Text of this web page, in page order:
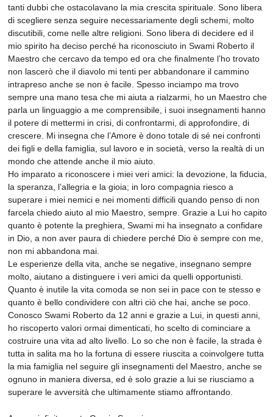
tanti dubbi che ostacolavano la mia crescita spirituale. Sono libera
di scegliere senza seguire necessariamente degli schemi, molto
discutibili, come nelle altre religioni. Sono libera di decidere ed il
mio spirito ha deciso perché ha riconosciuto in Swami Roberto il
Maestro che cercavo da tempo ed ora che finalmente l’ho trovato
non lascerò che il diavolo mi tenti per abbandonare il cammino
intrapreso anche se non è facile. Spesso inciampo ma trovo
sempre una mano tesa che mi aiuta a rialzarmi, ho un Maestro che
parla un linguaggio a me comprensibile, i suoi insegnamenti hanno
il potere di mettermi in crisi, di confrontarmi, di approfondire, di
crescere. Mi insegna che l’Amore è dono totale di sé nei confronti
dei figli e della famiglia, sul lavoro e in società, verso la realtà di un
mondo che attende anche il mio aiuto.
Ho imparato a riconoscere i miei veri amici: la devozione, la fiducia,
la speranza, l’allegria e la gioia; in loro compagnia riesco a
superare i miei nemici e nei momenti difficili quando penso di non
farcela chiedo aiuto al mio Maestro, sempre. Grazie a Lui ho capito
quanto è potente la preghiera, Swami mi ha insegnato a confidare
in Dio, a non aver paura di chiedere perché Dio è sempre con me,
non mi abbandona mai.
Le esperienze della vita, anche se negative, insegnano sempre
molto, aiutano a distinguere i veri amici da quelli opportunisti.
Quanto è inutile la vita comoda se non sei in pace con te stesso e
quanto è bello condividere con altri ciò che hai, anche se poco.
Conosco Swami Roberto da 12 anni e grazie a Lui, in questi anni,
ho riscoperto valori ormai dimenticati, ho scelto di cominciare a
costruire una vita ad alto livello. Lo so che non è facile, la strada è
tutta in salita ma ho la fortuna di essere riuscita a coinvolgere tutta
la mia famiglia nel seguire gli insegnamenti del Maestro, anche se
ognuno in maniera diversa, ed è solo grazie a lui se riusciamo a
superare le avversità che ultimamente stiamo affrontando.